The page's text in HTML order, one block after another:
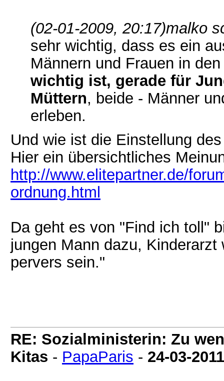
(02-01-2009, 20:17)malko
sehr wichtig, dass es ein
Männern und Frauen in
wichtig ist, gerade für
Müttern, beide - Männer
erleben.
Und wie ist die Einstellung
Hier ein übersichtliches
http://www.elitepartner.de/
ordnung.html
Da geht es von "Find ich toll"
jungen Mann dazu,
pervers sein."
RE: Sozialministerin: Zu
Kitas - PapaParis - 24-03-2011